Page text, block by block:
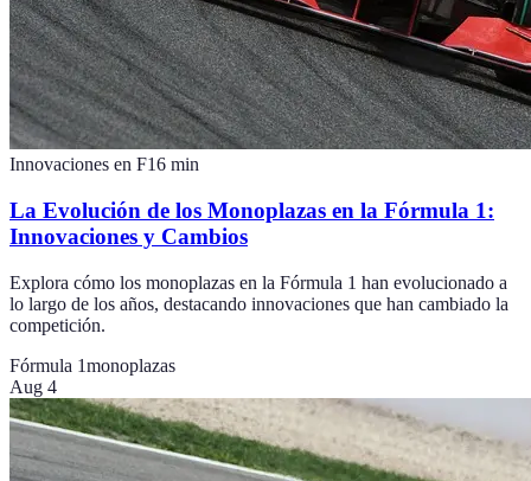
Innovaciones en F16 min
La Evolución de los Monoplazas en la Fórmula 1:
Innovaciones y Cambios
Explora cómo los monoplazas en la Fórmula 1 han evolucionado a
lo largo de los años, destacando innovaciones que han cambiado la
competición.
Fórmula 1monoplazas
Aug 4